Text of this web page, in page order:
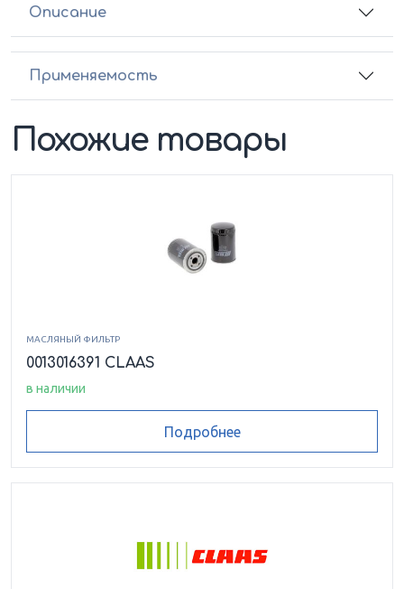
Описание
Применяемость
Похожие товары
МАСЛЯНЫЙ ФИЛЬТР
0013016391 CLAAS
в наличии
Подробнее